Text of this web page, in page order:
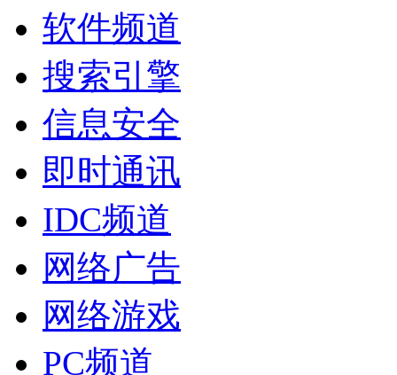
软件频道
搜索引擎
信息安全
即时通讯
IDC频道
网络广告
网络游戏
PC频道